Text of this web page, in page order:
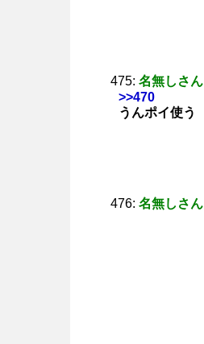
475: 名無しさん
>>470
うんポイ使う
476: 名無しさん